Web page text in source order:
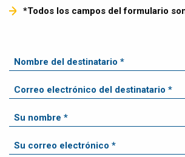
*Todos los campos del formulario